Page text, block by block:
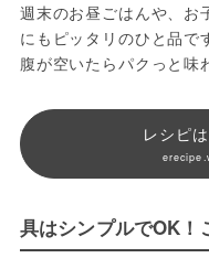
週末のお昼ごはんや、お
にもピッタリのひと品で
腹が空いたらパクっと味
レシピ
具はシンプルでOK！